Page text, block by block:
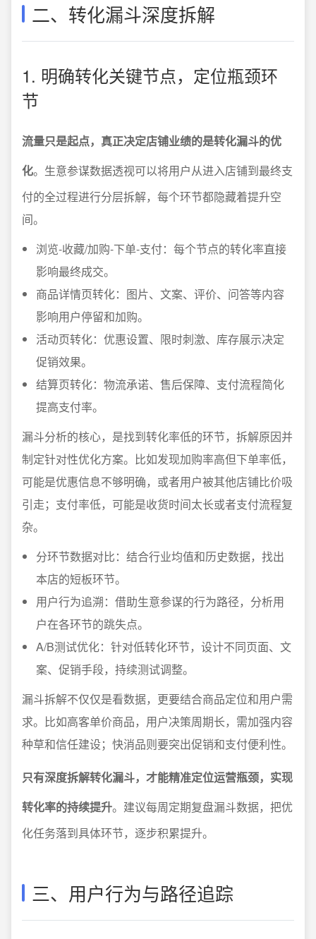
二、转化漏斗深度拆解
1. 明确转化关键节点，定位瓶颈环
节
流量只是起点，真正决定店铺业绩的是转化漏斗的优
化。生意参谋数据透视可以将用户从进入店铺到最终支
付的全过程进行分层拆解，每个环节都隐藏着提升空
间。
浏览-收藏/加购-下单-支付：每个节点的转化率直接
影响最终成交。
商品详情页转化：图片、文案、评价、问答等内容
影响用户停留和加购。
活动页转化：优惠设置、限时刺激、库存展示决定
促销效果。
结算页转化：物流承诺、售后保障、支付流程简化
提高支付率。
漏斗分析的核心，是找到转化率低的环节，拆解原因并
制定针对性优化方案。比如发现加购率高但下单率低，
可能是优惠信息不够明确，或者用户被其他店铺比价吸
引走；支付率低，可能是收货时间太长或者支付流程复
杂。
分环节数据对比：结合行业均值和历史数据，找出
本店的短板环节。
用户行为追溯：借助生意参谋的行为路径，分析用
户在各环节的跳失点。
A/B测试优化：针对低转化环节，设计不同页面、文
案、促销手段，持续测试调整。
漏斗拆解不仅仅是看数据，更要结合商品定位和用户需
求。比如高客单价商品，用户决策周期长，需加强内容
种草和信任建设；快消品则要突出促销和支付便利性。
只有深度拆解转化漏斗，才能精准定位运营瓶颈，实现
转化率的持续提升。建议每周定期复盘漏斗数据，把优
化任务落到具体环节，逐步积累提升。
三、用户行为与路径追踪